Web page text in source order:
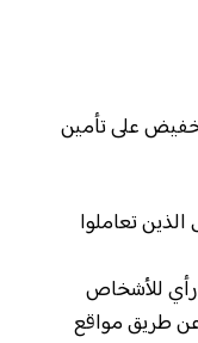
على تأمين
تعاملوا
للأشخاص
عن طريق مواقع